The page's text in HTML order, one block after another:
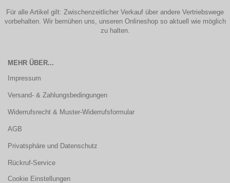
Für alle Artikel gilt: Zwischenzeitlicher Verkauf über andere Vertriebswege
vorbehalten. Wir bemühen uns, unseren Onlineshop so aktuell wie möglich
zu halten.
MEHR ÜBER...
Impressum
Versand- & Zahlungsbedingungen
Widerrufsrecht & Muster-Widerrufsformular
AGB
Privatsphäre und Datenschutz
Rückruf-Service
Cookie Einstellungen